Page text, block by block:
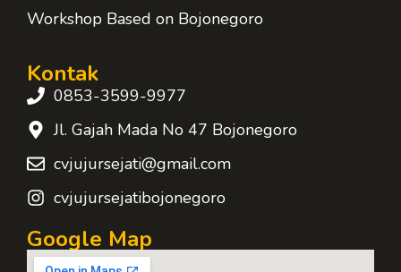
Workshop Based on Bojonegoro
Kontak
0853-3599-9977
Jl. Gajah Mada No 47 Bojonegoro
cvjujursejati@gmail.com
cvjujursejatibojonegoro
Google Map